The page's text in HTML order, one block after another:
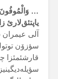
… وَالْمُوفُونَ
یاپتئق‌لارئ
سؤزۆن
قارشئمئزا